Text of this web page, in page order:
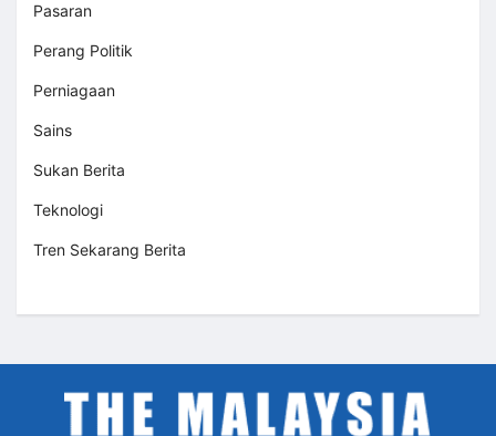
Pasaran
Perang Politik
Perniagaan
Sains
Sukan Berita
Teknologi
Tren Sekarang Berita